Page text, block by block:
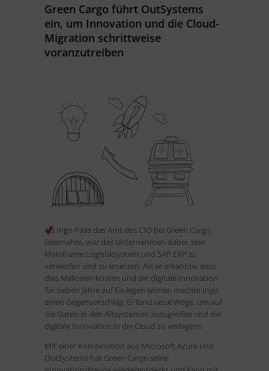
Green Cargo führt OutSystems
ein, um Innovation und die Cloud-
Migration schrittweise
voranzutreiben
Als Ingo Paas das Amt des CIO bei Green Cargo
übernahm, war das Unternehmen dabei, sein
Mainframe-Logistiksystem und SAP ERP zu
verwerfen und zu ersetzen. Als er erkannte, dass
dies Millionen kosten und die digitale Innovation
für sieben Jahre auf Eis legen würde, machte Ingo
einen Gegenvorschlag. Er fand neue Wege, um auf
die Daten in den Altsystemen zuzugreifen und die
digitale Innovation in die Cloud zu verlagern.
Mit einer Kombination aus Microsoft Azure und
OutSystems hat Green Cargo seine